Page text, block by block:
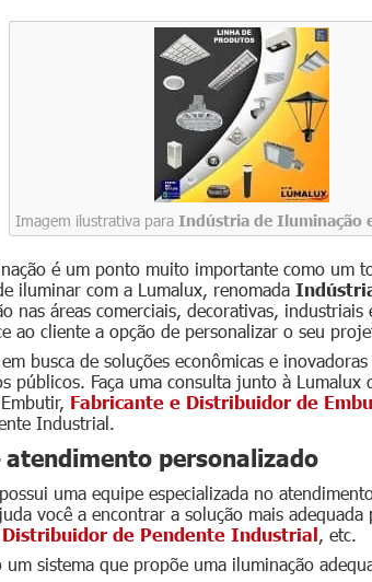
Imagem ilustrativa para Indústria de Iluminação
é um ponto muito importante como um
iluminar com a Lumalux, renomada
nas áreas comerciais, decorativas,
ao cliente a opção de personalizar o seu
busca de soluções econômicas e
públicos. Faça uma consulta junto à
Fabricante e Distribuidor de
Industrial.
personalizado
uma equipe especializada no
você a encontrar a solução mais
de Pendente Industrial, etc.
sistema que propõe uma iluminação